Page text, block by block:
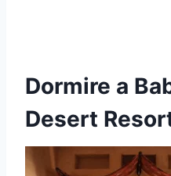
Dormire a
Desert